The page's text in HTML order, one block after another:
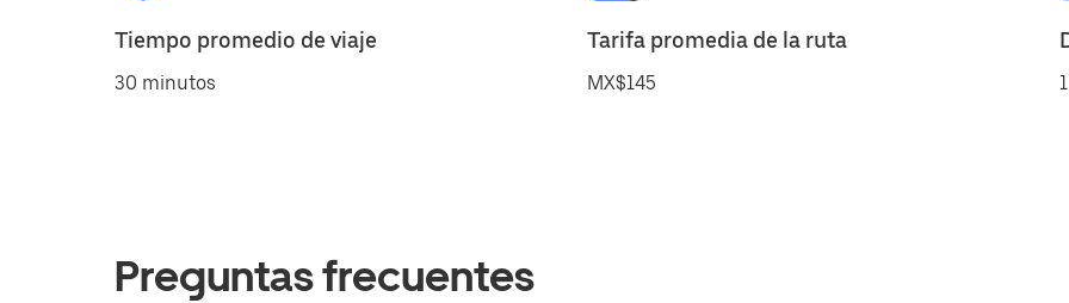
Tiempo promedio de viaje
30 minutos
Tarifa promedia de la ruta
MX$145
Preguntas frecuentes